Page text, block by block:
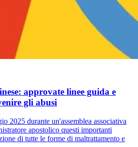
approvate linee guida e
gli abusi
2025 durante un'assemblea associativa
apostolico questi importanti
di tutte le forme di maltrattamento e